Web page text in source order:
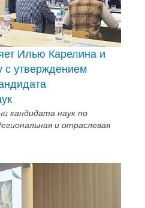
Илью Карелина и
с утверждением
кандидата наук по
и отраслевая